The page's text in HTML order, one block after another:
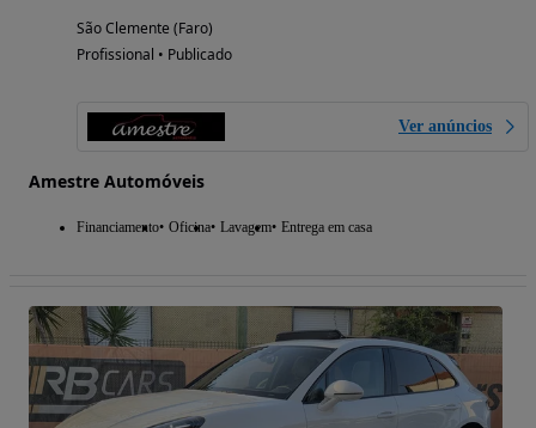
São Clemente (Faro)
Profissional • Publicado
Ver anúncios
Amestre Automóveis
Financiamento Oficina Lavagem Entrega em casa